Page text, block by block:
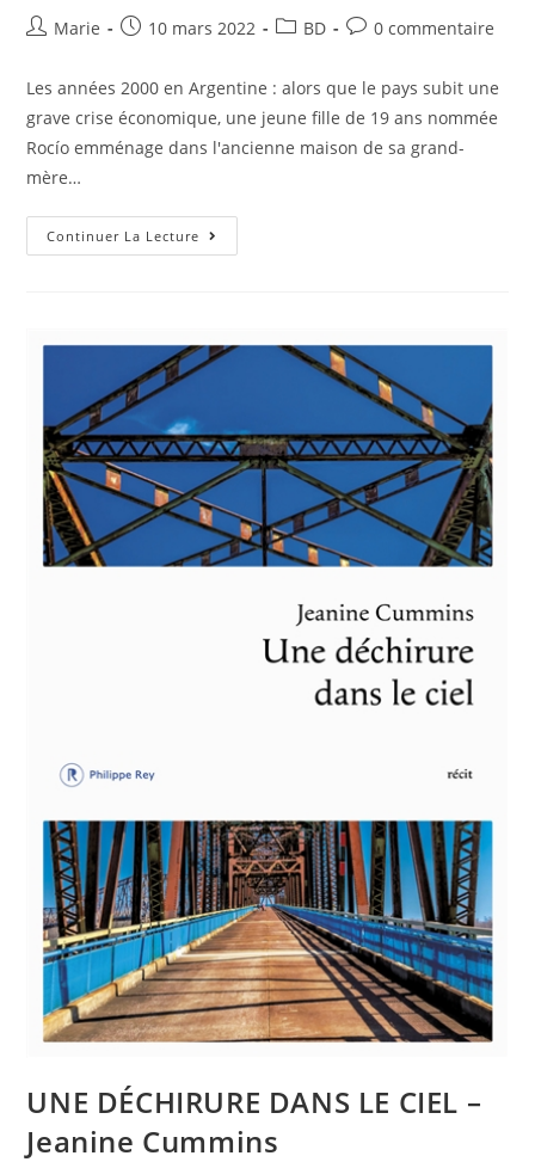
Marie 10 mars 2022 BD 0 commentaire
Les années 2000 en Argentine : alors que le pays subit une
grave crise économique, une jeune fille de 19 ans nommée
Rocío emménage dans l'ancienne maison de sa grand-
mère…
Continuer La Lecture
UNE DÉCHIRURE DANS LE CIEL –
Jeanine Cummins